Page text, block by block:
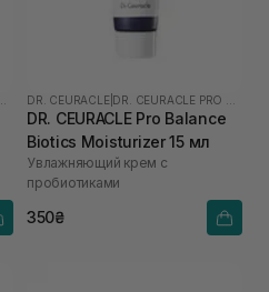
DR. CEURACLE
DR. CEURACLE Pro Balance
Biotics Moisturizer 15 мл
Увлажняющий крем с
пробиотиками
350₴